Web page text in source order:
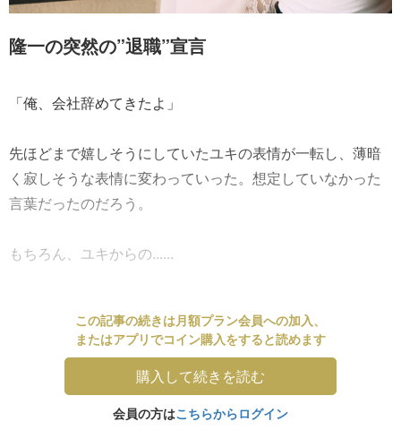
隆一の突然の”退職”宣言
「俺、会社辞めてきたよ」
先ほどまで嬉しそうにしていたユキの表情が一転し、薄暗
く寂しそうな表情に変わっていった。想定していなかった
言葉だったのだろう。
もちろん、ユキからの......
この記事の続きは月額プラン会員への加入、
またはアプリでコイン購入をすると読めます
購入して続きを読む
会員の方はこちらからログイン